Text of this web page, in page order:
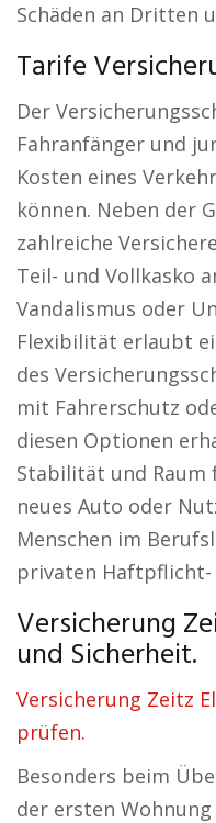
Schäden an Dritten
Tarife
Der
Fahranfänger und
Kosten eines
können. Neben der
zahlreiche
Teil- und Vollkasko
Vandalismus oder
Flexibilität erlaubt
des
mit Fahrerschutz
diesen Optionen
Stabilität und Raum
neues Auto oder
Menschen im
privaten Haftpflicht-
Versicherung
und Sicherheit.
Versicherung Zeitz
prüfen.
Besonders beim
der ersten